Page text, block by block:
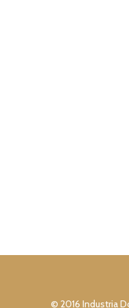
© 2016 Industria